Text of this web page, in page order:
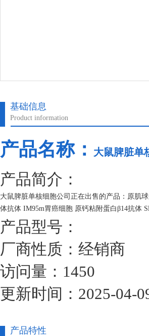
基础信息
Product information
产品名称： 大鼠脾脏单
产品简介：
大鼠脾脏单核细胞公司正在出售的产品：原肌
体抗体 IM95m胃癌细胞 原钙粘附蛋白β14抗体
产品型号：
厂商性质：经销商
访问量：1450
更新时间：2025-04-
产品特性